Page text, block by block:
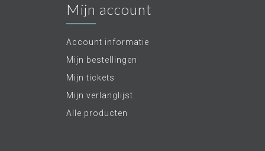
Mijn account
Account informatie
Mijn bestellingen
Mijn tickets
Mijn verlanglijst
Alle producten